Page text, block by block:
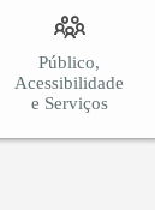
Público,
Acessibilidade
e Serviços